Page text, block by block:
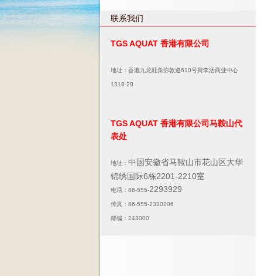
联系我们
TGS AQUAT 香港有限公司
地址：香港九龙旺角弥敦道610号荷李活商业中心
1318-20
TGS AQUAT 香港有限公司马鞍山代
表处
地址： 中国安徽省马鞍山市花山区大华
锦绣国际6栋2201-2210室
电话：86-555-2293929
传真：86-555-2330206
邮编：243000